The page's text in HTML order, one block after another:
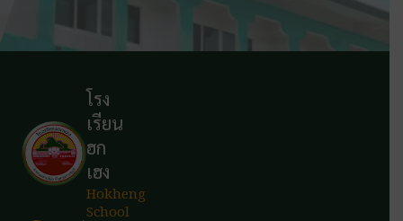
โรง
เรียน
ฮก
เฮง
Hokheng
School